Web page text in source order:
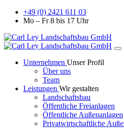
+49 (0) 2421 611 03
Mo – Fr 8 bis 17 Uhr
Unternehmen Unser Profil
Über uns
Team
Leistungen Wir gestalten
Landschaftsbau
Öffentliche Freianlagen
Öffentliche Außenanlagen
Privatwirtschaftliche